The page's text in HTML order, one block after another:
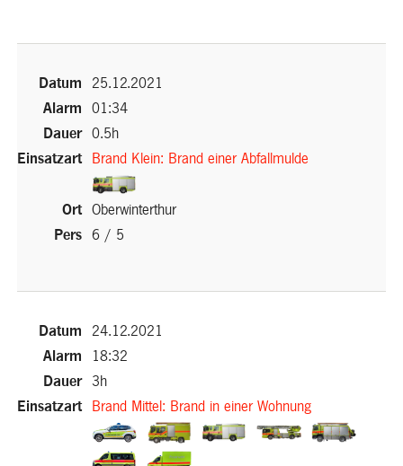
25.12.2021
01:34
0.5h
Brand Klein: Brand einer Abfallmulde
Link)
Oberwinterthur
6 / 5
24.12.2021
18:32
3h
Brand Mittel: Brand in einer Wohnung
(External
Link)
(External (External (External
(External